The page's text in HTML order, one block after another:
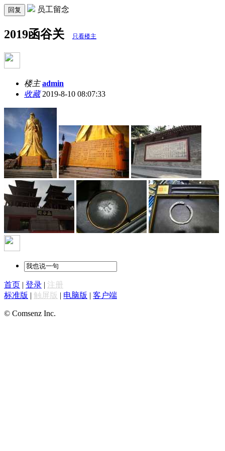
回复 员工留念
2019函谷关 只看楼主
楼主 admin
收藏2019-8-10 08:07:33
首页 | 登录 | 注册
标准版 | 触屏版 | 电脑版 | 客户端
© Comsenz Inc.